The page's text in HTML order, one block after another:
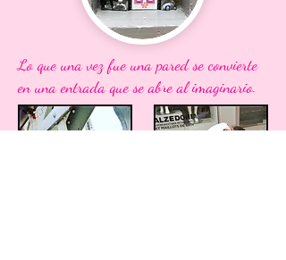
Lo que una vez fue una pared se convierte
en una entrada que se abre al imaginario.